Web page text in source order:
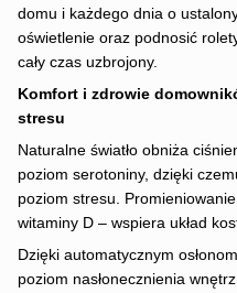
domu i każdego dnia o
oświetlenie oraz podnosić
cały czas uzbrojony.
Komfort i zdrowie
stresu
Naturalne światło obniża
poziom serotoniny, dzięki
poziom stresu.
witaminy D – wspiera układ
Dzięki automatycznym
poziom nasłonecznienia